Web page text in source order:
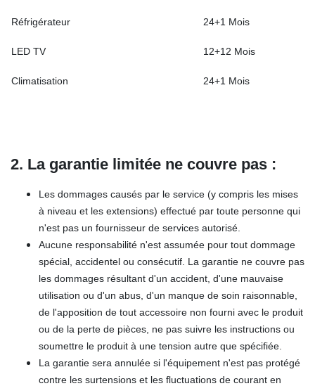
Réfrigérateur 24+1 Mois
LED TV 12+12 Mois
Climatisation 24+1 Mois
2. La garantie limitée ne couvre pas :
Les dommages causés par le service (y compris les mises
à niveau et les extensions) effectué par toute personne qui
n'est pas un fournisseur de services autorisé.
Aucune responsabilité n'est assumée pour tout dommage
spécial, accidentel ou consécutif. La garantie ne couvre pas
les dommages résultant d'un accident, d'une mauvaise
utilisation ou d'un abus, d'un manque de soin raisonnable,
de l'apposition de tout accessoire non fourni avec le produit
ou de la perte de pièces, ne pas suivre les instructions ou
soumettre le produit à une tension autre que spécifiée.
La garantie sera annulée si l'équipement n'est pas protégé
contre les surtensions et les fluctuations de courant en